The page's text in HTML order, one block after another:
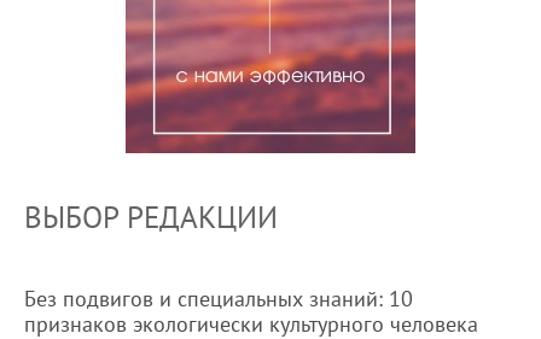
ВЫБОР РЕДАКЦИИ
Без подвигов и специальных знаний: 10
признаков экологически культурного человека